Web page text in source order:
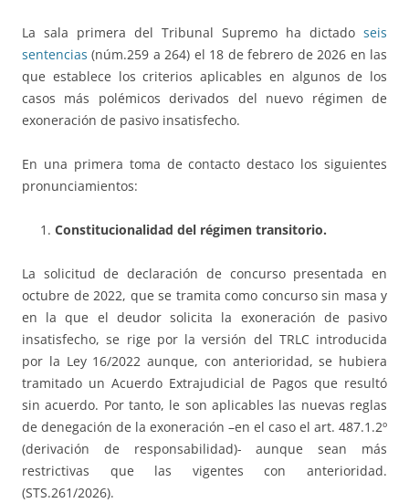
La sala primera del Tribunal Supremo ha dictado seis
sentencias (núm.259 a 264) el 18 de febrero de 2026 en las
que establece los criterios aplicables en algunos de los
casos más polémicos derivados del nuevo régimen de
exoneración de pasivo insatisfecho.
En una primera toma de contacto destaco los siguientes
pronunciamientos:
Constitucionalidad del régimen transitorio.
La solicitud de declaración de concurso presentada en
octubre de 2022, que se tramita como concurso sin masa y
en la que el deudor solicita la exoneración de pasivo
insatisfecho, se rige por la versión del TRLC introducida
por la Ley 16/2022 aunque, con anterioridad, se hubiera
tramitado un Acuerdo Extrajudicial de Pagos que resultó
sin acuerdo. Por tanto, le son aplicables las nuevas reglas
de denegación de la exoneración –en el caso el art. 487.1.2º
(derivación de responsabilidad)- aunque sean más
restrictivas que las vigentes con anterioridad.
(STS.261/2026).